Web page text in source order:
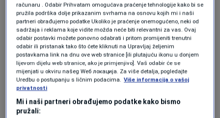
razloga što ostvaruju puno veća primanja već
mi kao profesionalni poslanici."
Pitali smo kako onda uskladiti primanja no,
odgovor nismo dobili.
Isto pitanje posatvljeno je i na sjednici.
Glasnije su bile tvrdnje da plate zastupnika i
računaru . Odabir Prihvatam omogućava praćenje tehnologije kako bi se
pružila podrška dolje prikazanim svrhama na osnovu kojih mi i naši
partneri obrađujemo podatke Ukoliko je praćenje onemogućeno, neki od
sadržaja i reklama koje vidite možda neće biti relevantni za vas. Ovaj
odabir postavki možete ponovno odabrati i pritom promijeniti trenutni
odabir ili pristanak tako što ćete kliknuti na Upravljaj željenim
postavkama link na dnu ove web stranice [ili plutajuću ikonu u donjem
lijevom dijelu web stranice, ako je primjenjivo]. Vaš odabir će se
mijenjati u okviru našeg Wеб локација. Za više detalja, pogledajte
Uredbu o postupanju s ličnim podacima. Više informacija o vašoj
privatnosti
Mi i naši partneri obrađujemo podatke kako bismo
pružali: